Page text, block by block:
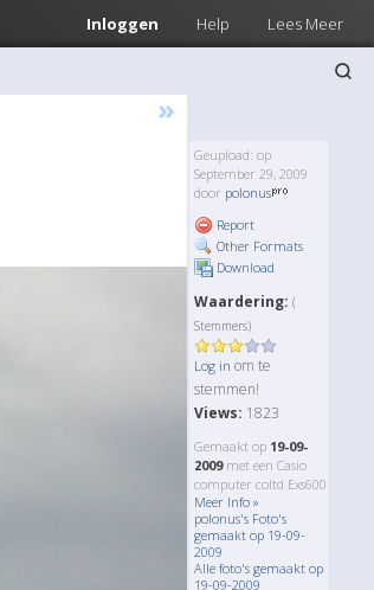
Inloggen Help Lees Meer
»
Geupload: op
September 29, 2009
door polonus
Report
Other Formats
Download
Waardering: (
Stemmers)
Log in om te
stemmen!
Views: 1823
Gemaakt op 19-09-
2009met een Casio
computer coltd Exs600
Meer Info »
polonus's Foto's
gemaakt op 19-09-
2009
Alle foto's gemaakt op
19-09-2009